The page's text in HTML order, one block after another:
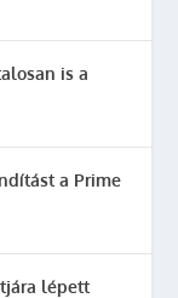
is a
a Prime
lépett